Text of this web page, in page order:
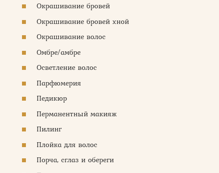
Окрашивание бровей
Окрашивание бровей хной
Окрашивание волос
Омбре/амбре
Осветление волос
Парфюмерия
Педикюр
Перманентный макияж
Пилинг
Плойка для волос
Порча, сглаз и обереги